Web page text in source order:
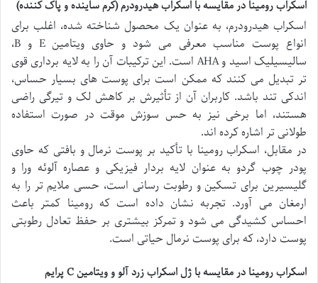
اسکراب رومینا در مقایسه با اسکراب هیدرودرم (کرم ساینده و پاک کننده)
اسکراب هیدرودرم، به عنوان یک محصول شناخته شده، اغلب برای
انواع پوست مناسب معرفی می شود و حاوی ویتامین E و B،
سالیسیلیک اسید و AHA است. این ترکیبات آن را به لایه برداری قوی
تر تبدیل می کنند که ممکن است برای پوست های بسیار حساس،
اندکی تند باشد. کاربران آن از تأثیرش بر کاهش لک و تیرگی راضی
هستند، اما برخی نیز به حس سوزش موقت در صورت استفاده
طولانی تر اشاره کرده اند.
در مقابل، اسکراب رومینا با تأکید بر پوست نرمال و بافتی که حاوی
پودر چوب گردو به عنوان لایه بردار فیزیکی و عصاره آلوئه ورا و
گلیسیرین برای تسکین و رطوبت رسانی است، حسی ملایم تر را به
ارمغان می آورد. تجربه نشان داده است که رومینا کمتر باعث
احساس کشیدگی می شود و تمرکز بیشتری بر حفظ تعادل رطوبتی
پوست دارد، که برای پوست نرمال حیاتی است.
اسکراب رومینا در مقایسه با ژل اسکراب زرد آلو و ویتامین C پرایم